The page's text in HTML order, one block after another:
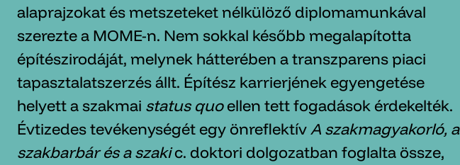
alaprajzokat és metszeteket nélkülöző diplomamunkával
szerezte a MOME-n. Nem sokkal később megalapította
építészirodáját, melynek hátterében a transzparens piaci
tapasztalatszerzés állt. Építész karrierjének egyengetése
helyett a szakmai status quoellen tett fogadások érdekelték.
Évtizedes tevékenységét egy önreflektívA szakmagyakorló, a
szakbarbár és a szakic. doktori dolgozatban foglalta össze,